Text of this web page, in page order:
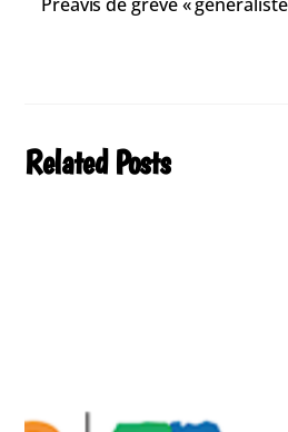
Related Posts